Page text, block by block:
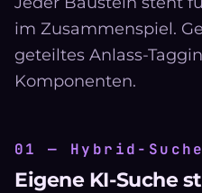
im Zusammenspiel.
geteiltes Anlass-
Komponenten.
01 — Hybrid-Suche
Eigene KI-Suche